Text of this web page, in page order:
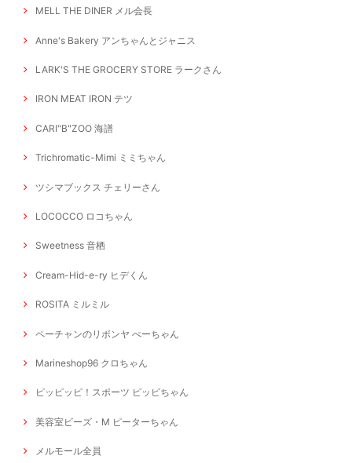
MELL THE DINER メル会長
Anne's Bakery アンちゃんとジャニス
LARK'S THE GROCERY STORE ラークさん
IRON MEAT IRON テツ
CARI"B"ZOO 海譜
Trichromatic-Mimi ミミちゃん
ツシマブックス チェリーさん
LOCOCCO ロコちゃん
Sweetness 音栖
Cream-Hid-e-ry ヒデくん
ROSITA ミルミル
ペーチャンのリボンヤ ぺーちゃん
Marineshop96 クロちゃん
ピッピッピ！スポーツ ピッピちゃん
美容室ビーズ・M ピーターちゃん
メルモール全員